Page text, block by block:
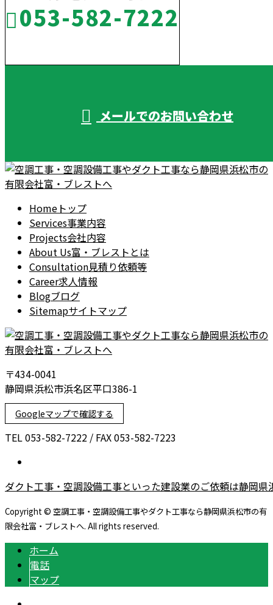
053-582-7222
メールでのお問い合わせ
Home トップ
Services事業内容
Projects会社内容
About Us富・ブレストとは
Consultation見積り依頼等
Career求人情報
Blogブログ
Sitemapサイトマップ
〒434-0041
静岡県浜松市浜名区平口386-1
Googleマップで確認する
TEL 053-582-7222 / FAX 053-582-7223
ダクト工事・空調設備工事といった建設業のご依頼は静岡
Copyright © 空調工事・空調設備工事やダクト工事なら静岡県浜松市の有
限会社富・ブレストへ. All rights reserved.
ホーム
電話
マップ